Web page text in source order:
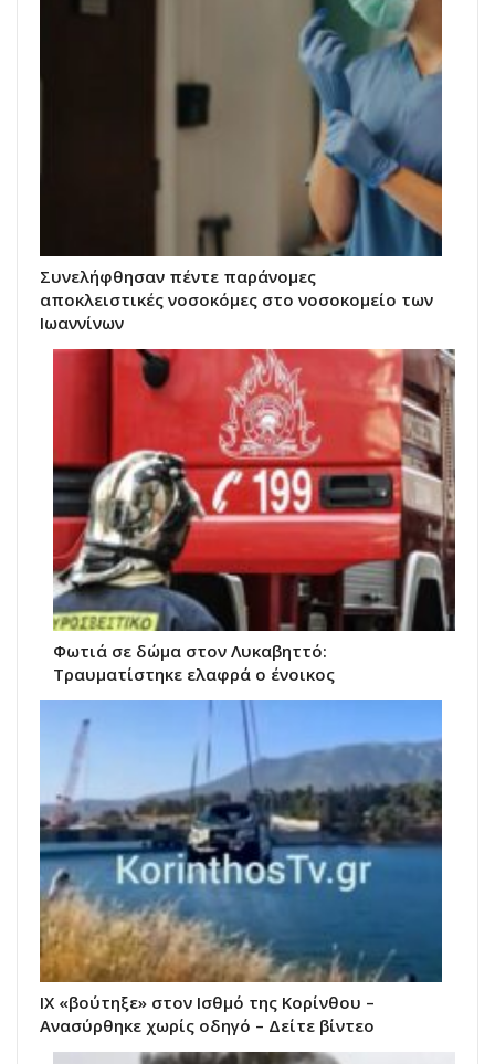
Συνελήφθησαν πέντε παράνομες
αποκλειστικές νοσοκόμες στο νοσοκομείο των
Ιωαννίνων
Φωτιά σε δώμα στον Λυκαβηττό:
Τραυματίστηκε ελαφρά ο ένοικος
ΙΧ «βούτηξε» στον Ισθμό της Κορίνθου –
Ανασύρθηκε χωρίς οδηγό – Δείτε βίντεο